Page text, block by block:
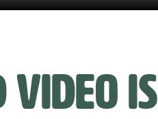
is